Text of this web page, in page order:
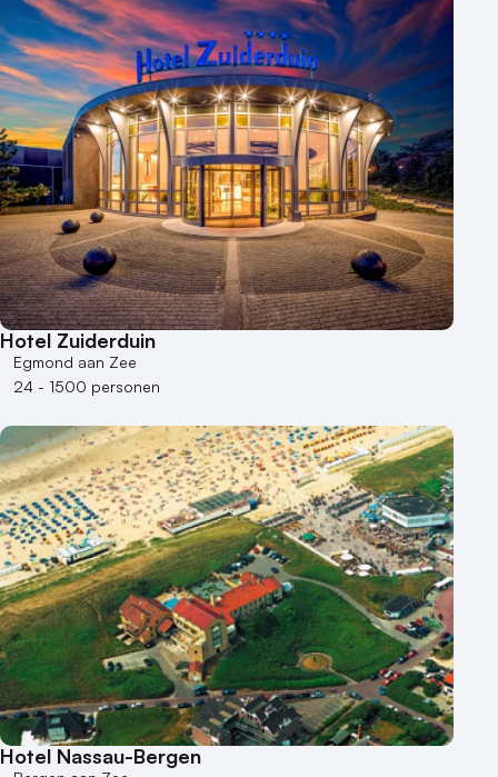
Hotel Zuiderduin
Egmond aan Zee
24 - 1500 personen
Hotel Nassau-Bergen